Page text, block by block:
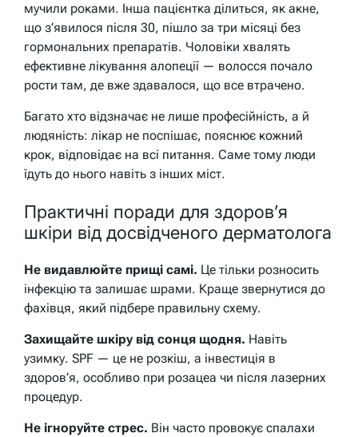
мучили роками. Інша пацієнтка ділиться, як акне,
що з’явилося після 30, пішло за три місяці без
гормональних препаратів. Чоловіки хвалять
ефективне лікування алопеції — волосся почало
рости там, де вже здавалося, що все втрачено.
Багато хто відзначає не лише професійність, а й
людяність: лікар не поспішає, пояснює кожний
крок, відповідає на всі питання. Саме тому люди
їдуть до нього навіть з інших міст.
Практичні поради для здоров’я
шкіри від досвідченого дерматолога
Не видавлюйте прищі самі. Це тільки розносить
інфекцію та залишає шрами. Краще звернутися до
фахівця, який підбере правильну схему.
Захищайте шкіру від сонця щодня. Навіть
узимку. SPF — це не розкіш, а інвестиція в
здоров’я, особливо при розацеа чи після лазерних
процедур.
Не ігноруйте стрес. Він часто провокує спалахи